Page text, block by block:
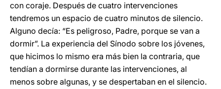
con coraje. Después de cuatro intervenciones
tendremos un espacio de cuatro minutos de silencio.
Alguno decía: “Es peligroso, Padre, porque se van a
dormir”. La experiencia del Sínodo sobre los jóvenes,
que hicimos lo mismo era más bien la contraria, que
tendían a dormirse durante las intervenciones, al
menos sobre algunas, y se despertaban en el silencio.